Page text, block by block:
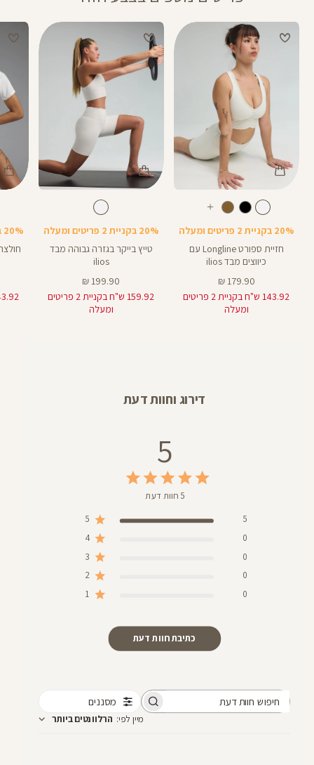
צבע
לבן
עוד
20% בקניית 2 פריטים ומעלה
חזיית ספורט Longline עם
כיווצים מבד ilios
מחיר
מוצר
179.90 ₪
143.92 ש"ח בקניית 2 פריטים
ומעלה
צבעלבן
20% בקניית 2 פריטים ומעלה
טייץ בייקר בגזרה גבוהה מבד
ilios
מחיר
מוצר
199.90 ₪
159.92 ש"ח בקניית 2 פריטים
ומעלה
20% בקניית 2 פריטים ומעלה
דירוג וחוות דעת
5
5 חוות דעת
5
5
4
0
3
0
2 0
1 0
כתיבת חוות דעת
מסננים
מיין לפי: הרלוונטים ביותר